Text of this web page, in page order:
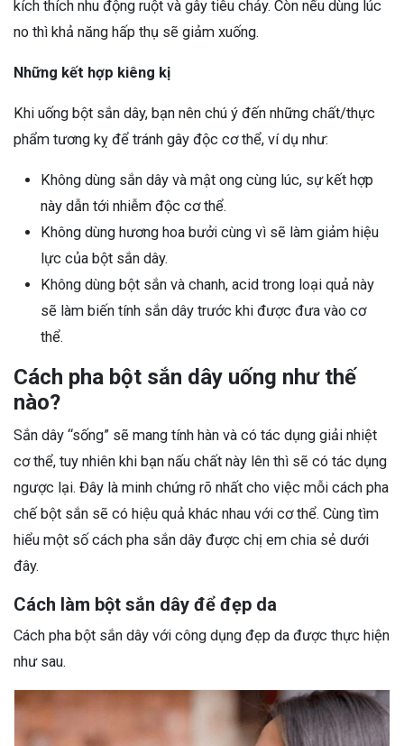
kích thích nhu động ruột và gây tiêu chảy. Còn nếu dùng lúc
no thì khả năng hấp thụ sẽ giảm xuống.
Những kết hợp kiêng kị
Khi uống bột sắn dây, bạn nên chú ý đến những chất/thực
phẩm tương kỵ để tránh gây độc cơ thể, ví dụ như:
Không dùng sắn dây và mật ong cùng lúc, sự kết hợp
này dẫn tới nhiễm độc cơ thể.
Không dùng hương hoa bưởi cùng vì sẽ làm giảm hiệu
lực của bột sắn dây.
Không dùng bột sắn và chanh, acid trong loại quả này
sẽ làm biến tính sắn dây trước khi được đưa vào cơ
thể.
Cách pha bột sắn dây uống như thế
nào?
Sắn dây “sống” sẽ mang tính hàn và có tác dụng giải nhiệt
cơ thể, tuy nhiên khi bạn nấu chất này lên thì sẽ có tác dụng
ngược lại. Đây là minh chứng rõ nhất cho việc mỗi cách pha
chế bột sắn sẽ có hiệu quả khác nhau với cơ thể. Cùng tìm
hiểu một số cách pha sắn dây được chị em chia sẻ dưới
đây.
Cách làm bột sắn dây để đẹp da
Cách pha bột sắn dây với công dụng đẹp da được thực hiện
như sau.